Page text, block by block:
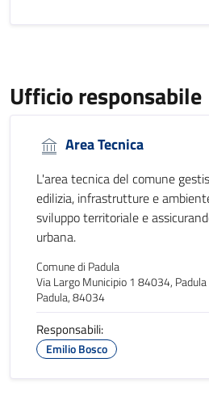
Ufficio responsabile
Area Tecnica
L'area tecnica del comune
edilizia, infrastrutture e
sviluppo territoriale e
urbana.
Comune di Padula
Via Largo Municipio 1 84034, Padula
Padula, 84034
Responsabili:
Emilio Bosco